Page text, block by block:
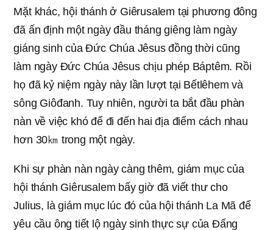
Mặt khác, hội thánh ở Giêrusalem tại phương đông
đã ấn định một ngày đầu tháng giêng làm ngày
giáng sinh của Đức Chúa Jêsus đồng thời cũng
làm ngày Đức Chúa Jêsus chịu phép Báptêm. Rồi
họ đã kỷ niệm ngày này lần lượt tại Bếtlêhem và
sông Giôđanh. Tuy nhiên, người ta bắt đầu phàn
nàn về việc khó để đi đến hai địa điểm cách nhau
hơn 30㎞ trong một ngày.
Khi sự phàn nàn ngày càng thêm, giám mục của
hội thánh Giêrusalem bấy giờ đã viết thư cho
Julius, là giám mục lúc đó của hội thánh La Mã để
yêu cầu ông tiết lộ ngày sinh thực sự của Đấng